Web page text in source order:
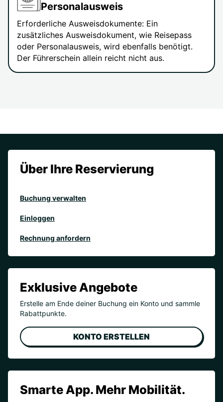
Personalausweis
Erforderliche Ausweisdokumente: Ein
zusätzliches Ausweisdokument, wie Reisepass
oder Personalausweis, wird ebenfalls benötigt.
Der Führerschein allein reicht nicht aus.
Über Ihre Reservierung
Buchung verwalten
Einloggen
Rechnung anfordern
Exklusive Angebote
Erstelle am Ende deiner Buchung ein Konto und sammle
Rabattpunkte.
KONTO ERSTELLEN
Smarte App. Mehr Mobilität.